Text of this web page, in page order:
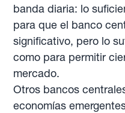
banda diaria: lo
para que el banco
significativo, pero lo
como para permitir
mercado.
Otros bancos
economías